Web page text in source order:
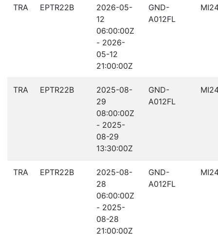
TRA EPTR22B
2026-05-
12
06:00:00Z
- 2026-
05-12
21:00:00Z
GND-
A012FL
TRA EPTR22B
2025-08-
29
08:00:00Z
- 2025-
08-29
13:30:00Z
GND-
A012FL
TRA EPTR22B
2025-08-
28
06:00:00Z
- 2025-
08-28
21:00:00Z
GND-
A012FL